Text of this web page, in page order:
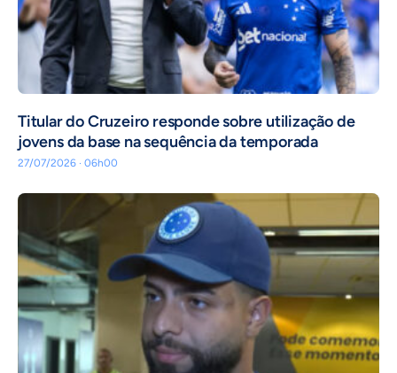
Titular do Cruzeiro responde sobre utilização de
jovens da base na sequência da temporada
27/07/2026 · 06h00